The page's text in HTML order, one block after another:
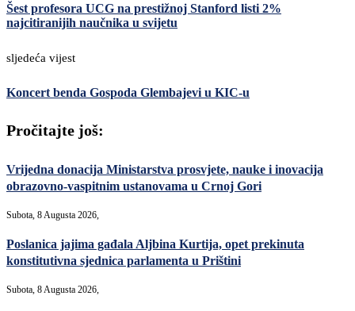
Šest profesora UCG na prestižnoj Stanford listi 2%
najcitiranijih naučnika u svijetu
sljedeća vijest
Koncert benda Gospoda Glembajevi u KIC-u
Pročitajte još:
Vrijedna donacija Ministarstva prosvjete, nauke i inovacija
obrazovno-vaspitnim ustanovama u Crnoj Gori
Subota, 8 Augusta 2026,
Poslanica jajima gađala Aljbina Kurtija, opet prekinuta
konstitutivna sjednica parlamenta u Prištini
Subota, 8 Augusta 2026,